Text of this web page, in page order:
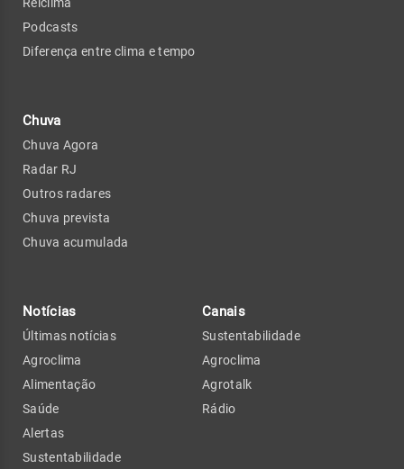
Relclima
Podcasts
Diferença entre clima e tempo
Chuva
Chuva Agora
Radar RJ
Outros radares
Chuva prevista
Chuva acumulada
Notícias
Últimas notícias
Agroclima
Alimentação
Saúde
Alertas
Sustentabilidade
Canais
Sustentabilidade
Agroclima
Agrotalk
Rádio